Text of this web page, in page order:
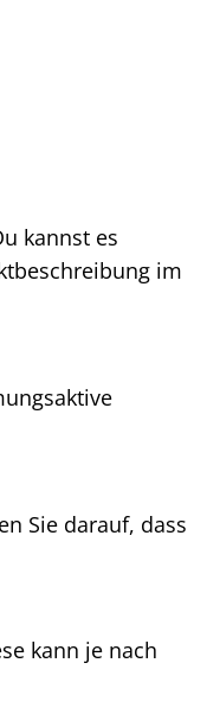
kannst es
im
Sie darauf, dass
kann je nach